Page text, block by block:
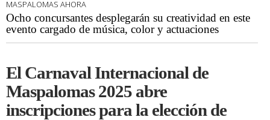
MASPALOMAS AHORA
Ocho concursantes desplegarán su creatividad en este
evento cargado de música, color y actuaciones
El Carnaval Internacional de
Maspalomas 2025 abre
inscripciones para la elección de